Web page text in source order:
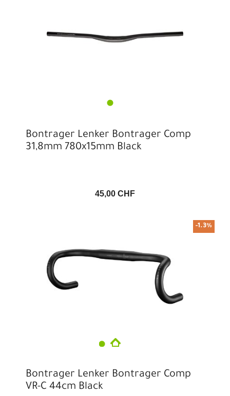
Bontrager Lenker Bontrager Comp
31,8mm 780x15mm Black
45,00 CHF
-1.3%
Bontrager Lenker Bontrager Comp
VR-C 44cm Black